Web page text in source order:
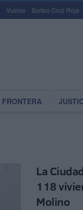
Vuelos Sorteo Cruz Roja
FRONTERA
La
118
Molino